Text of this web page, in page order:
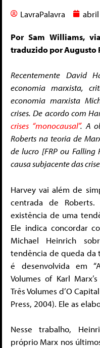
LavraPalavra
Por Sam Williams, via
traduzido por Augusto
Recentemente David
economia marxista,
economia marxista
crises. De acordo com
crises “monocausal”. A
Roberts na teoria de
de lucro [FRP ou
causa subjacente das
Harvey vai além de
centrada de
existência de uma
Ele indica concordar
Michael Heinrich
tendência de queda da
é desenvolvida em
Volumes of Karl
Três Volumes d’O
Press, 2004). Ele as
Nesse trabalho,
próprio Marx nos